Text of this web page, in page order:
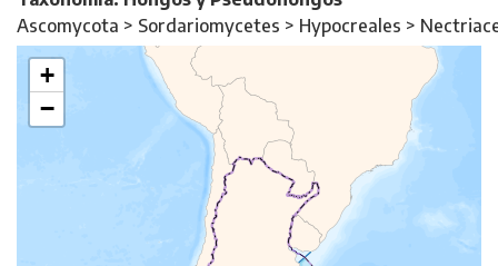
Ascomycota > Sordariomycetes > Hypocreales >
+
−